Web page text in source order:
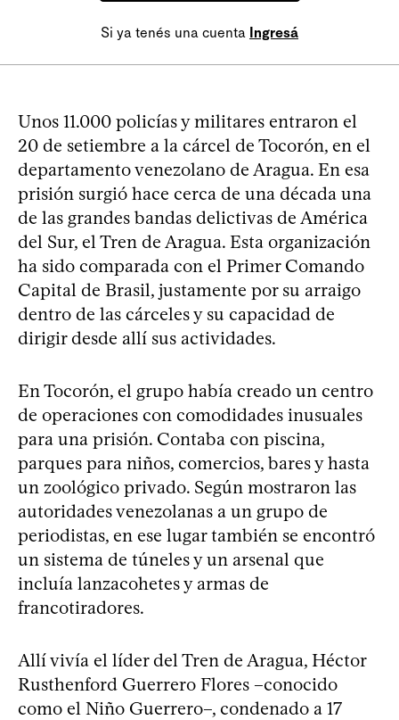
Si ya tenés una cuenta Ingresá
Unos 11.000 policías y militares entraron el
20 de setiembre a la cárcel de Tocorón, en el
departamento venezolano de Aragua. En esa
prisión surgió hace cerca de una década una
de las grandes bandas delictivas de América
del Sur, el Tren de Aragua. Esta organización
ha sido comparada con el Primer Comando
Capital de Brasil, justamente por su arraigo
dentro de las cárceles y su capacidad de
dirigir desde allí sus actividades.
En Tocorón, el grupo había creado un centro
de operaciones con comodidades inusuales
para una prisión. Contaba con piscina,
parques para niños, comercios, bares y hasta
un zoológico privado. Según mostraron las
autoridades venezolanas a un grupo de
periodistas, en ese lugar también se encontró
un sistema de túneles y un arsenal que
incluía lanzacohetes y armas de
francotiradores.
Allí vivía el líder del Tren de Aragua, Héctor
Rusthenford Guerrero Flores –conocido
como el Niño Guerrero–, condenado a 17